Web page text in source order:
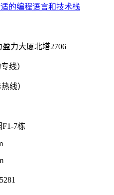
的编程语言和技术栈
力大厦北塔2706
线）
线）
7栋